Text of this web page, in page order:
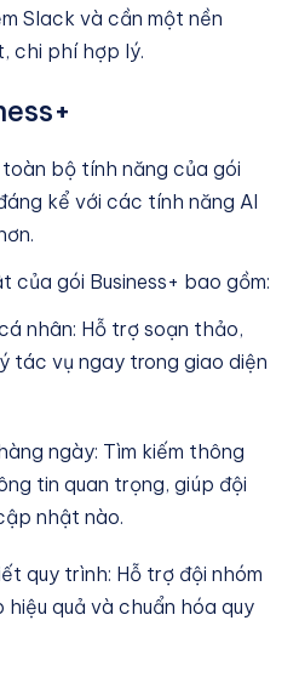
Slack và cần một nền
chi phí hợp lý.
toàn bộ tính năng của gói
kể với các tính năng AI
của gói Business+ bao gồm:
nhân: Hỗ trợ soạn thảo,
tác vụ ngay trong giao diện
ngày: Tìm kiếm thông
tin quan trọng, giúp đội
nhật nào.
quy trình: Hỗ trợ đội nhóm
quả và chuẩn hóa quy